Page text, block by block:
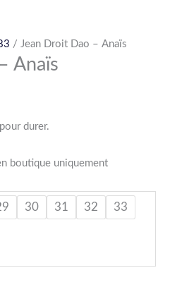
/ Jean Droit Dao – Anaïs
Anaïs
durer.
boutique uniquement
30 31 32
33